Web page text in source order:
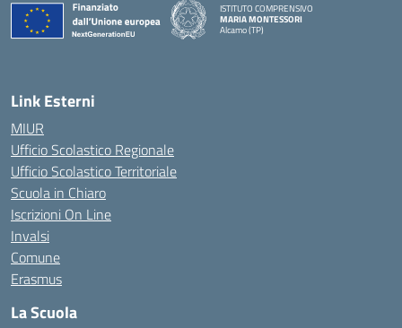
ISTITUTO COMPRENSIVO
MARIA MONTESSORI
Alcamo (TP)
Link Esterni
MIUR
Ufficio Scolastico Regionale
Ufficio Scolastico Territoriale
Scuola in Chiaro
Iscrizioni On Line
Invalsi
Comune
Erasmus
La Scuola